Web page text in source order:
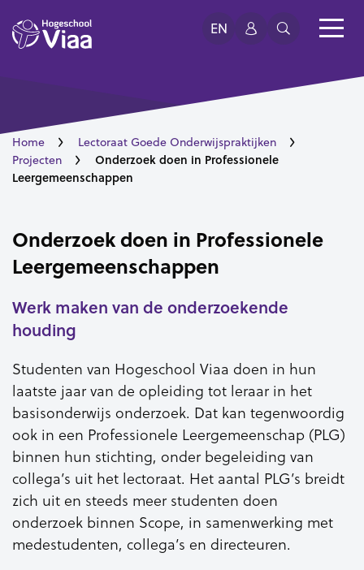
EN
Home
Lectoraat Goede Onderwijspraktijken
Projecten
Onderzoek doen in Professionele
Leergemeenschappen
Onderzoek doen in Professionele
Leergemeenschappen
Werk maken van de onderzoekende
houding
Studenten van Hogeschool Viaa doen in hun
laatste jaar van de opleiding tot leraar in het
basisonderwijs onderzoek. Dat kan tegenwoordig
ook in een Professionele Leergemeenschap (PLG)
binnen hun stichting, onder begeleiding van
collega’s uit het lectoraat. Het aantal PLG’s breidt
zich uit en steeds meer studenten doen
onderzoek binnen Scope, in samenwerking met
medestudenten, collega’s en directeuren.